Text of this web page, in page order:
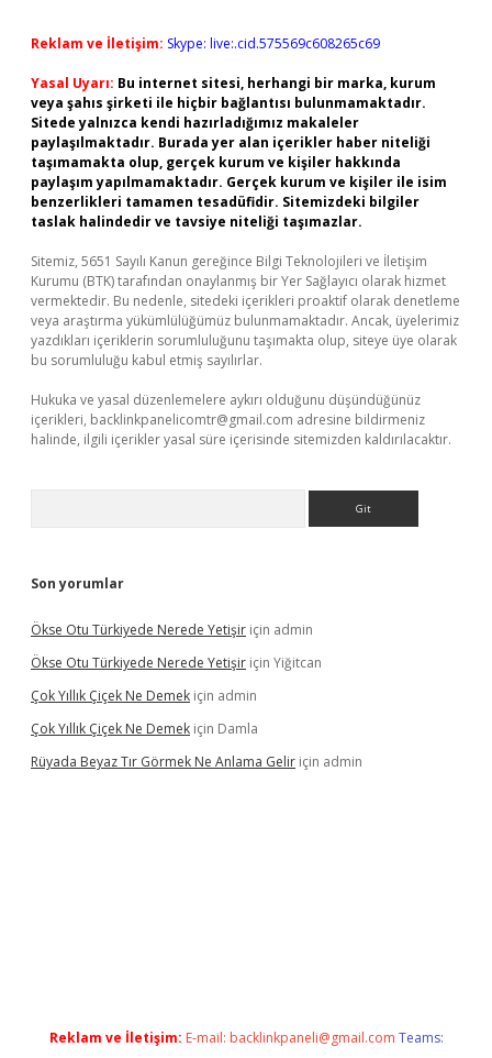
Reklam ve İletişim: Skype: live:.cid.575569c608265c69
Yasal Uyarı: Bu internet sitesi, herhangi bir marka, kurum
veya şahıs şirketi ile hiçbir bağlantısı bulunmamaktadır.
Sitede yalnızca kendi hazırladığımız makaleler
paylaşılmaktadır. Burada yer alan içerikler haber niteliği
taşımamakta olup, gerçek kurum ve kişiler hakkında
paylaşım yapılmamaktadır. Gerçek kurum ve kişiler ile isim
benzerlikleri tamamen tesadüfidir. Sitemizdeki bilgiler
taslak halindedir ve tavsiye niteliği taşımazlar.
Sitemiz, 5651 Sayılı Kanun gereğince Bilgi Teknolojileri ve İletişim
Kurumu (BTK) tarafından onaylanmış bir Yer Sağlayıcı olarak hizmet
vermektedir. Bu nedenle, sitedeki içerikleri proaktif olarak denetleme
veya araştırma yükümlülüğümüz bulunmamaktadır. Ancak, üyelerimiz
yazdıkları içeriklerin sorumluluğunu taşımakta olup, siteye üye olarak
bu sorumluluğu kabul etmiş sayılırlar.
Hukuka ve yasal düzenlemelere aykırı olduğunu düşündüğünüz
içerikleri, backlinkpanelicomtr@gmail.com adresine bildirmeniz
halinde, ilgili içerikler yasal süre içerisinde sitemizden kaldırılacaktır.
Son yorumlar
Ökse Otu Türkiyede Nerede Yetişir için admin
Ökse Otu Türkiyede Nerede Yetişir için Yiğitcan
Çok Yıllık Çiçek Ne Demek için admin
Çok Yıllık Çiçek Ne Demek için Damla
Rüyada Beyaz Tır Görmek Ne Anlama Gelir için admin
Reklam ve İletişim: E-mail: backlinkpaneli@gmail.com Teams: